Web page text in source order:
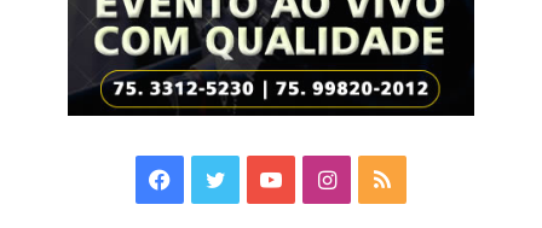
Facebook
TwitterYouTubeInstagram
RSS